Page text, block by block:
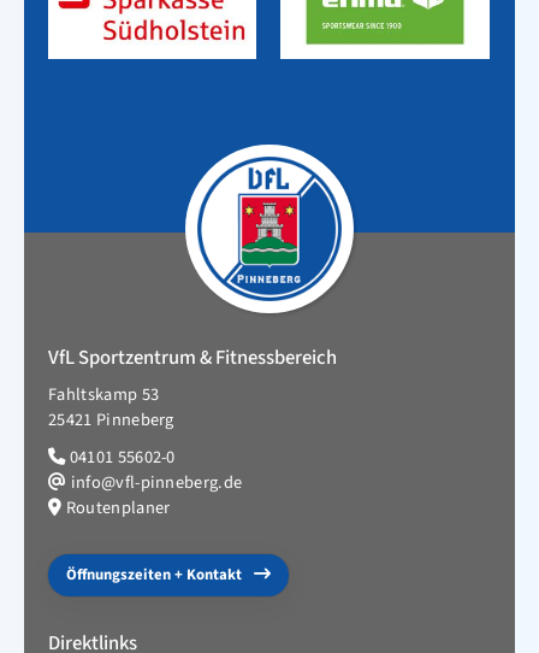
VfL Sportzentrum & Fitnessbereich
Fahltskamp 53
25421 Pinneberg
04101 55602-0
info@vfl-pinneberg.de
Routenplaner
Öffnungszeiten + Kontakt
Direktlinks